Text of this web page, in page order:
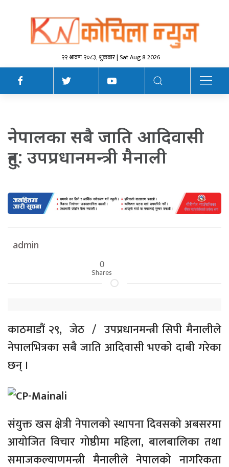
२२ श्रावण २०८३, शुक्रबार | Sat Aug 8 2026
नेपालका सबै जाति आदिवासी
हुन्: उपप्रधानमन्त्री मैनाली
admin
0
Shares
काठमाडौं २९, जेठ / उपप्रधानमन्त्री सिपी मैनालीले
नेपालभित्रका सबै जाति आदिवासी भएको दाबी गरेका
छन् ।
संयुक्त खस क्षेत्री नेपालको स्थापना दिवसको अबसरमा
आयोजित विचार गोष्ठीमा महिला, बालबालिका तथा
समाजकल्याणमन्त्री मैनालीले नेपालको नागरिकता